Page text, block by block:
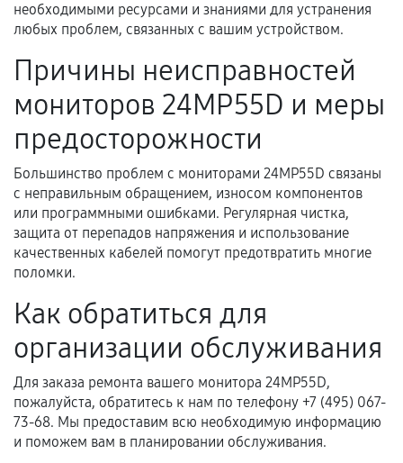
Документы для подтверждения
гарантии
Гарантийный талон.
Акт выполненных работ с датой, перечнем
услуг и сроком гарантии.
и кассовый чек.
Расширенная гарантия
расширенной гарантии. Стоимость, сроки и
условия продления согласовываются отдельно и
фиксируются в документах.
Когда гарантия не действует
необходимыми ресурсами и знаниями для устранения
любых проблем, связанных с вашим устройством.
Причины неисправностей
мониторов 24MP55D и меры
предосторожности
Большинство проблем с мониторами 24MP55D связаны
с неправильным обращением, износом компонентов
или программными ошибками. Регулярная чистка,
защита от перепадов напряжения и использование
качественных кабелей помогут предотвратить многие
поломки.
Как обратиться для
организации обслуживания
Для заказа ремонта вашего монитора 24MP55D,
пожалуйста, обратитесь к нам по телефону +7 (495) 067-
73-68. Мы предоставим всю необходимую информацию
и поможем вам в планировании обслуживания.